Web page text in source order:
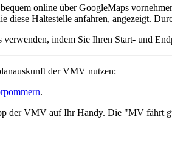
online über GoogleMaps
diese Haltestelle anfahren, angezeigt.
indem Sie Ihren Start- und
der VMV nutzen:
.
der VMV auf Ihr Handy. Die "MV fährt